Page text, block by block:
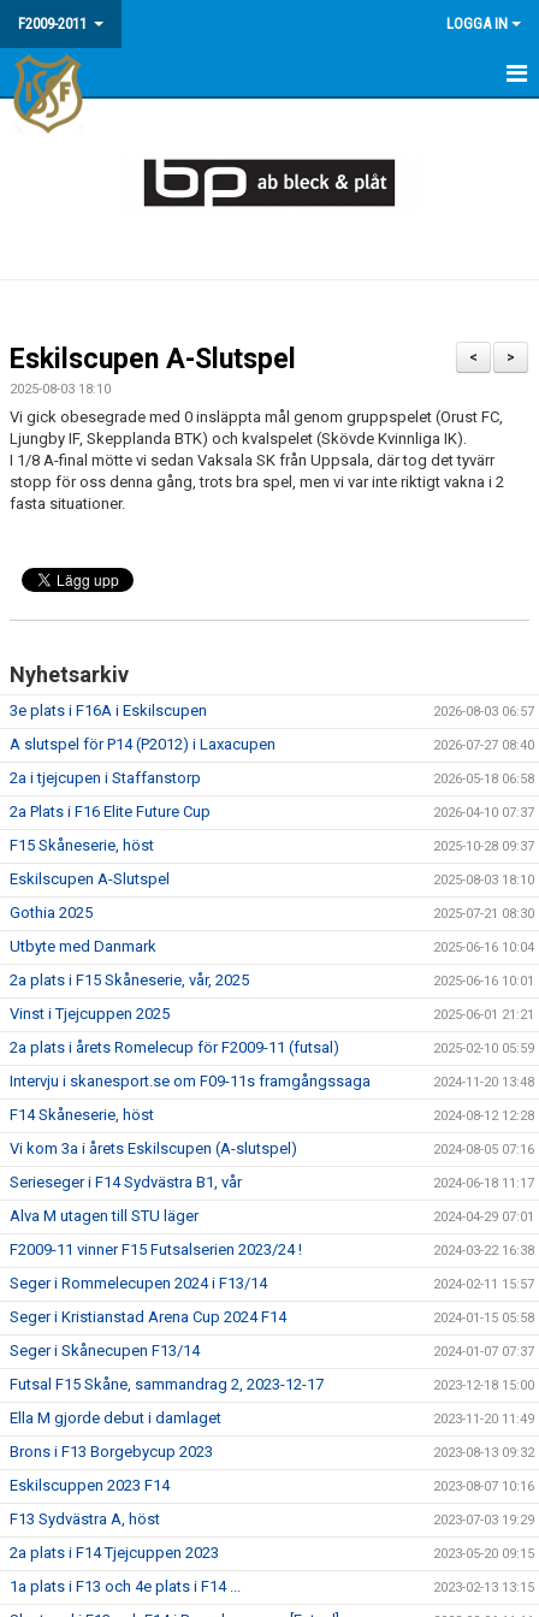
F2009-2011 LOGGA IN
HEM
BILDGALLERI
>
<
Eskilscupen A-Slutspel
2025-08-03 18:10
Vi gick obesegrade med 0 insläppta mål genom gruppspelet (Orust FC,
Ljungby IF, Skepplanda BTK) och kvalspelet (Skövde Kvinnliga IK).
I 1/8 A-final mötte vi sedan Vaksala SK från Uppsala, där tog det tyvärr
stopp för oss denna gång, trots bra spel, men vi var inte riktigt vakna i 2
fasta situationer.
Nyhetsarkiv
3e plats i F16A i Eskilscupen 2026-08-03 06:57
A slutspel för P14 (P2012) i Laxacupen 2026-07-27 08:40
2a i tjejcupen i Staffanstorp 2026-05-18 06:58
2a Plats i F16 Elite Future Cup 2026-04-10 07:37
F15 Skåneserie, höst 2025-10-28 09:37
Eskilscupen A-Slutspel 2025-08-03 18:10
Gothia 2025 2025-07-21 08:30
Utbyte med Danmark 2025-06-16 10:04
2a plats i F15 Skåneserie, vår, 2025 2025-06-16 10:01
Vinst i Tjejcuppen 2025 2025-06-01 21:21
2a plats i årets Romelecup för F2009-11 (futsal) 2025-02-10 05:59
Intervju i skanesport.se om F09-11s framgångssaga 2024-11-20 13:48
F14 Skåneserie, höst 2024-08-12 12:28
Vi kom 3a i årets Eskilscupen (A-slutspel) 2024-08-05 07:16
Serieseger i F14 Sydvästra B1, vår 2024-06-18 11:17
Alva M utagen till STU läger 2024-04-29 07:01
F2009-11 vinner F15 Futsalserien 2023/24 ! 2024-03-22 16:38
Seger i Rommelecupen 2024 i F13/14 2024-02-11 15:57
Seger i Kristianstad Arena Cup 2024 F14 2024-01-15 05:58
Seger i Skånecupen F13/14 2024-01-07 07:37
Futsal F15 Skåne, sammandrag 2, 2023-12-17 2023-12-18 15:00
Ella M gjorde debut i damlaget 2023-11-20 11:49
Brons i F13 Borgebycup 2023 2023-08-13 09:32
Eskilscuppen 2023 F14 2023-08-07 10:16
F13 Sydvästra A, höst 2023-07-03 19:29
2a plats i F14 Tjejcuppen 2023 2023-05-20 09:15
1a plats i F13 och 4e plats i F14 ... 2023-02-13 13:15